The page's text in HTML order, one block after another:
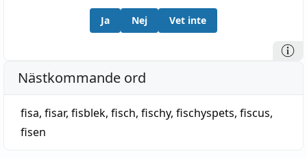
Ja Nej Vet inte
Nästkommande ord
fisa, fisar, fisblek, fisch, fischy, fischyspets, fiscus,
fisen